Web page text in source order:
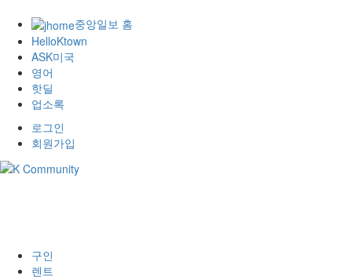
중앙일보 홈
HelloKtown
ASK미국
영어
핫딜
업소록
로그인
회원가입
구인
렌트